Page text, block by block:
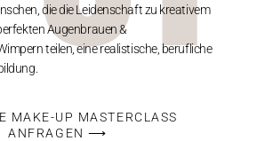
die die Leidenschaft zu kreativem
Augenbrauen &
teilen, eine realistische, berufliche
MAKE-UP MASTERCLASS
ANFRAGEN ⟶